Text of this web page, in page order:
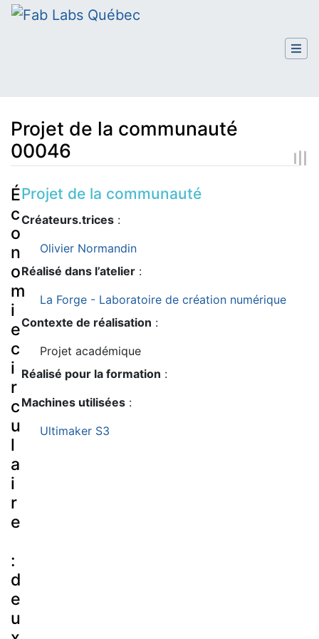
Projet de la communauté
00046
Aller à : navigation
Projet de la communauté
Créateurs.trices :
Olivier Normandin
Réalisé dans l’atelier :
La Forge - Laboratoire de création numérique
Contexte de réalisation :
Projet académique
Réalisé pour la formation :
Machines utilisées :
Ultimaker S3
É
c
o
n
o
m
i
e
c
i
r
c
u
l
a
i
r
e
:
d
e
u